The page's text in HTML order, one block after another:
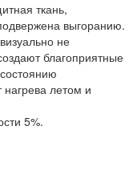
ткань,
выгоранию.
не
благоприятные
летом и
5%.